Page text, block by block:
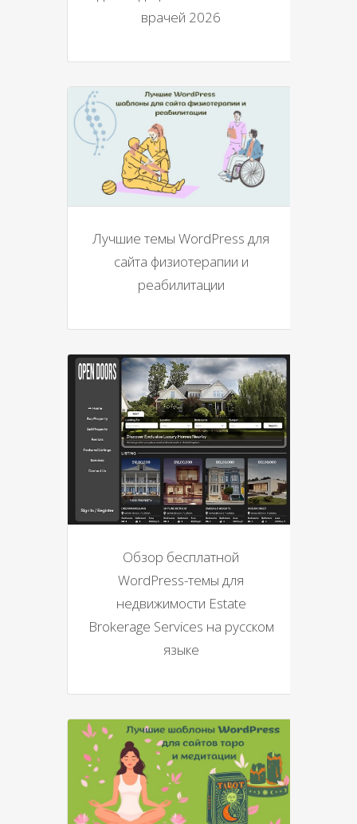
врачей 2026
Лучшие темы WordPress для
сайта физиотерапии и
реабилитации
Обзор бесплатной
WordPress-темы для
недвижимости Estate
Brokerage Services на русском
языке